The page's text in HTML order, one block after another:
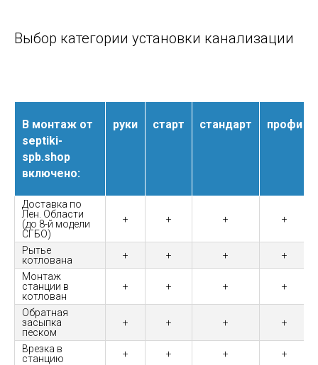
Выбор категории установки канализации
В монтаж от
septiki-
spb.shop
включено:
руки старт стандарт профи
Доставка по
Лен. Области
(до 8-й модели
СГБО)
+ + + +
Рытье
котлована
+ + +
+
Монтаж
станции в
котлован
+ + + +
Обратная
засыпка
песком
+ + + +
Врезка в
станцию
+ + +
+